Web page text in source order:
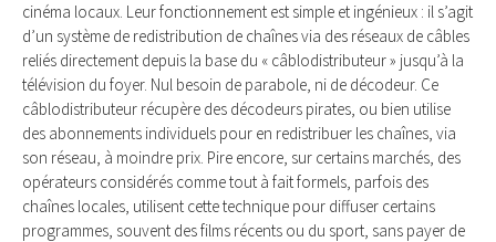
cinéma locaux. Leur fonctionnement est simple et ingénieux : il s’agit
d’un système de redistribution de chaînes via des réseaux de câbles
reliés directement depuis la base du « câblodistributeur » jusqu’à la
télévision du foyer. Nul besoin de parabole, ni de décodeur. Ce
câblodistributeur récupère des décodeurs pirates, ou bien utilise
des abonnements individuels pour en redistribuer les chaînes, via
son réseau, à moindre prix. Pire encore, sur certains marchés, des
opérateurs considérés comme tout à fait formels, parfois des
chaînes locales, utilisent cette technique pour diffuser certains
programmes, souvent des films récents ou du sport, sans payer de